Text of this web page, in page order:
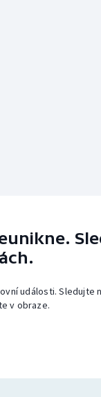
události. Sledujte
v obraze.